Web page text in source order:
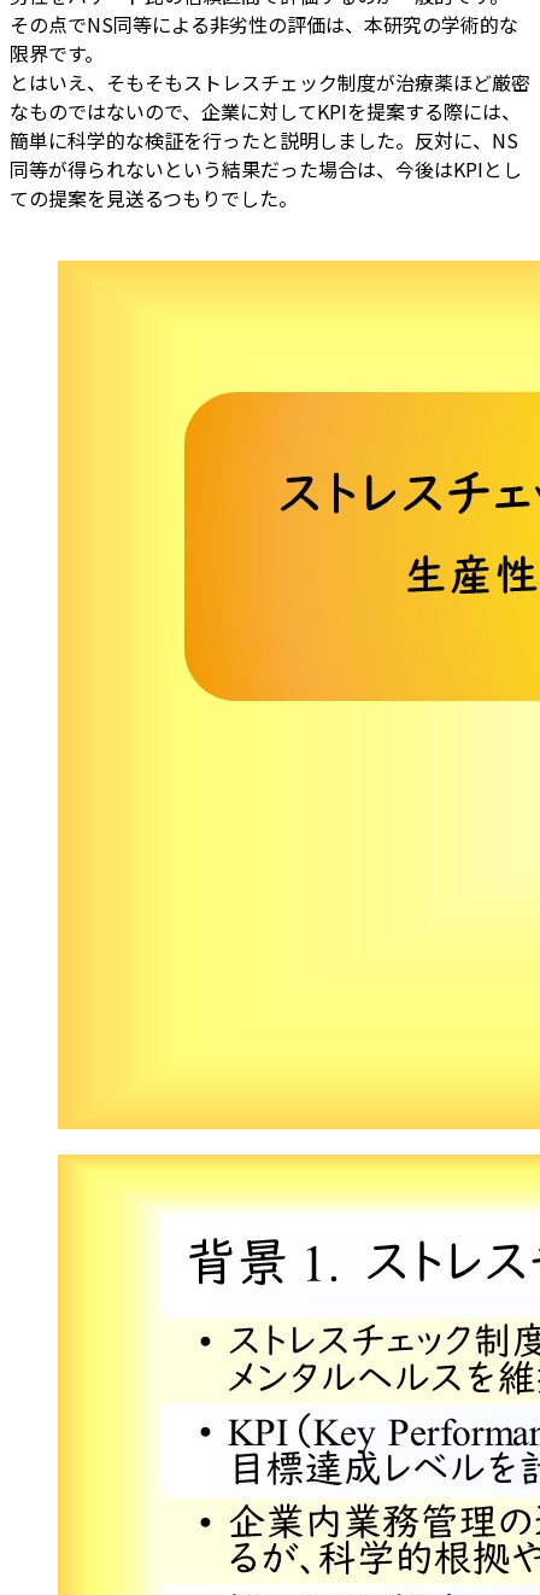
その点でNS同等による非劣性の評価は、本研究の学術的な
限界です。
とはいえ、そもそもストレスチェック制度が治療薬ほど厳密
なものではないので、企業に対してKPIを提案する際には、
簡単に科学的な検証を行ったと説明しました。反対に、NS
同等が得られないという結果だった場合は、今後はKPIとし
ての提案を見送るつもりでした。